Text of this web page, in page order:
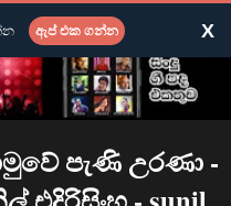
පැණි උරණා -
ඇප් එක ගන්න X